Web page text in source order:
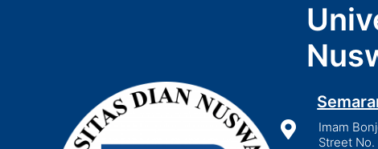

Imam
Street No.